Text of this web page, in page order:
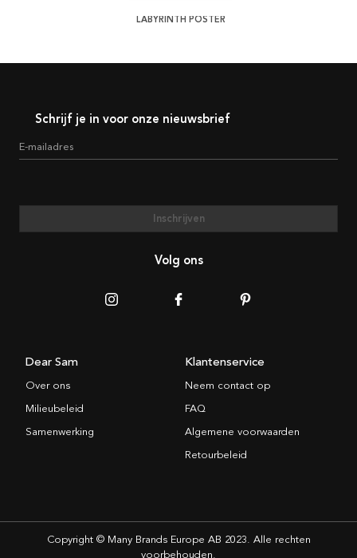
LABYRINTH POSTER
Schrijf je in voor onze nieuwsbrief
E-mailadres
Inschrijven
Volg ons
Dear Sam
Over ons
Milieubeleid
Samenwerking
Klantenservice
Neem contact op
FAQ
Algemene voorwaarden
Retourbeleid
Copyright © Many Brands Europe AB 2023. Alle rechten
voorbehouden.